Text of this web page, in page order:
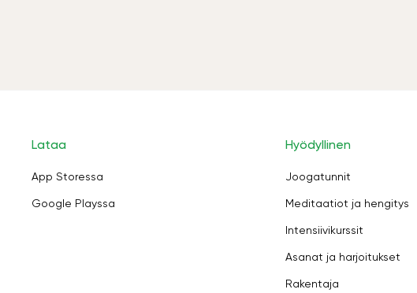
Lataa
App Storessa
Google Playssa
Hyödyllinen
Joogatunnit
Meditaatiot ja hengitys
Intensiivikurssit
Asanat ja harjoitukset
Rakentaja